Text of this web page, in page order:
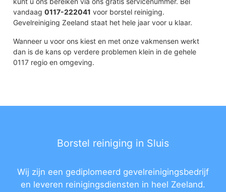
vandaag0117-222041 voor borstel reiniging.
Gevelreiniging Zeeland staat het hele jaar voor u klaar.
Wanneer u voor ons kiest en met onze vakmensen werkt
dan is de kans op verdere problemen klein in de gehele
0117 regio en omgeving.
Borstel reiniging in Sluis
Wij zijn een gediplomeerd gevelreinigingsbedrijf
en leveren reinigingsdiensten in heel Zeeland.